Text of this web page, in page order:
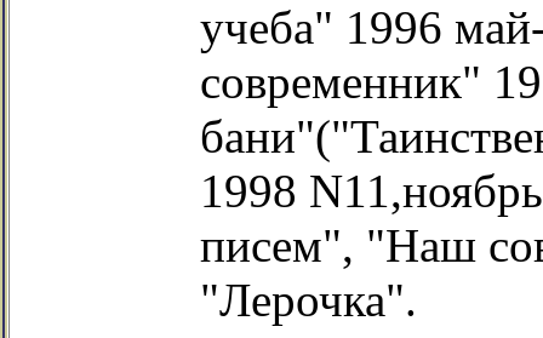
учеба" 1996
современник"
1998
писем", "Наш
"Лерочка".